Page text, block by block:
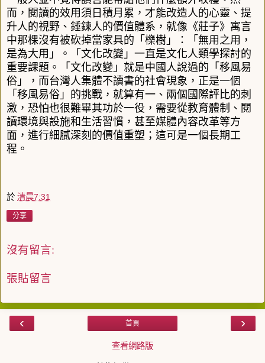
而，閱讀的效用須日積月累，才能改造人的心靈、提
升人的視野、錘鍊人的價值體系，就像《莊子》寓言
中那棵沒有被砍掉當家具的「櫟樹」：「無用之用，
是為大用」。「文化改變」一直是文化人類學探討的
重要課題。「文化改變」就是中國人說過的「移風易
俗」，而台灣人集體不讀書的社會現象，正是一個
「移風易俗」的挑戰，就算有一、兩個國際評比的刺
激，恐怕也很難畢其功於一役，需要從教育體制、閱
讀環境與設施和生活習慣，甚至媒體內容改革等方
面，進行細膩深刻的價值重塑；這可是一個長期工
程。
於 清晨7:31
分享
沒有留言:
張貼留言
‹ ›
首頁
查看網路版